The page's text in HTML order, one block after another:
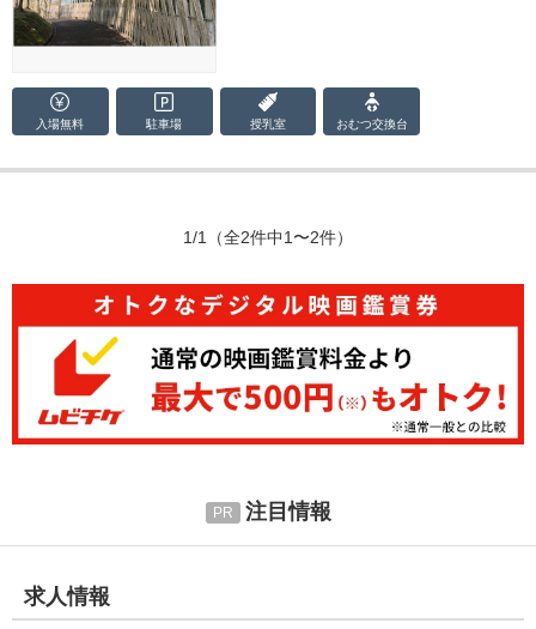
入場無料 駐車場 授乳室 おむつ交換台
1/1 （全2件中1〜2件）
注目情報
求人情報